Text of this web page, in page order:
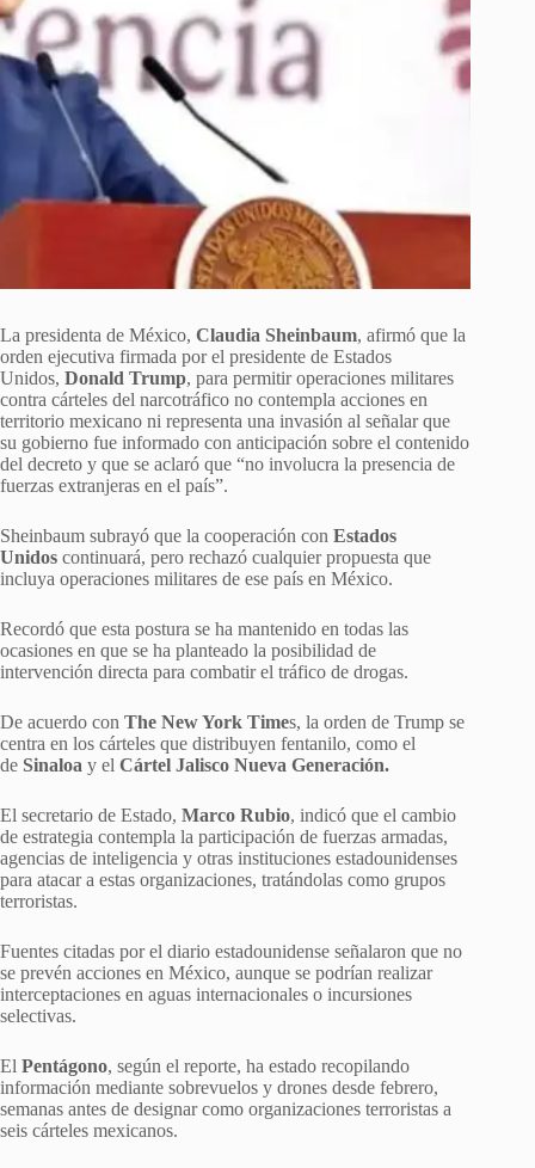
La presidenta de México, Claudia Sheinbaum, afirmó que la
orden ejecutiva firmada por el presidente de Estados
Unidos, Donald Trump, para permitir operaciones militares
contra cárteles del narcotráfico no contempla acciones en
territorio mexicano ni representa una invasión al señalar que
su gobierno fue informado con anticipación sobre el contenido
del decreto y que se aclaró que “no involucra la presencia de
fuerzas extranjeras en el país”.
Sheinbaum subrayó que la cooperación con Estados
Unidos continuará, pero rechazó cualquier propuesta que
incluya operaciones militares de ese país en México.
Recordó que esta postura se ha mantenido en todas las
ocasiones en que se ha planteado la posibilidad de
intervención directa para combatir el tráfico de drogas.
De acuerdo con The New York Times, la orden de Trump se
centra en los cárteles que distribuyen fentanilo, como el
de Sinaloa y el Cártel Jalisco Nueva Generación.
El secretario de Estado, Marco Rubio, indicó que el cambio
de estrategia contempla la participación de fuerzas armadas,
agencias de inteligencia y otras instituciones estadounidenses
para atacar a estas organizaciones, tratándolas como grupos
terroristas.
Fuentes citadas por el diario estadounidense señalaron que no
se prevén acciones en México, aunque se podrían realizar
interceptaciones en aguas internacionales o incursiones
selectivas.
El Pentágono, según el reporte, ha estado recopilando
información mediante sobrevuelos y drones desde febrero,
semanas antes de designar como organizaciones terroristas a
seis cárteles mexicanos.